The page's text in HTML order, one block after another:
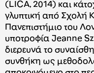
(LICA, 2014) και
γλυπτική από Σχολή
Πανεπιστήμιο του
υποτροφία Jeanne
διερευνά το
συνθήκη ως